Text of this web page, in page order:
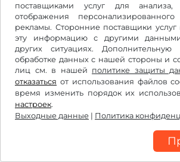
поставщиками услуг для анализа,
отображения
рекламы. Сторонние поставщики услуг
эту информацию с другими
других ситуациях.
обработке данных с нашей стороны и
лиц см. в нашей политике защиты
отказаться от использования файлов
время изменить порядок их
настроек.
Выходные данные | Политика